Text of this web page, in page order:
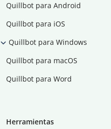
Quillbot para Android
Quillbot para iOS
Quillbot para Windows
Quillbot para macOS
Quillbot para Word
Herramientas